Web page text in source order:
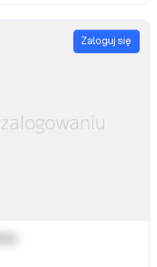
Zaloguj się